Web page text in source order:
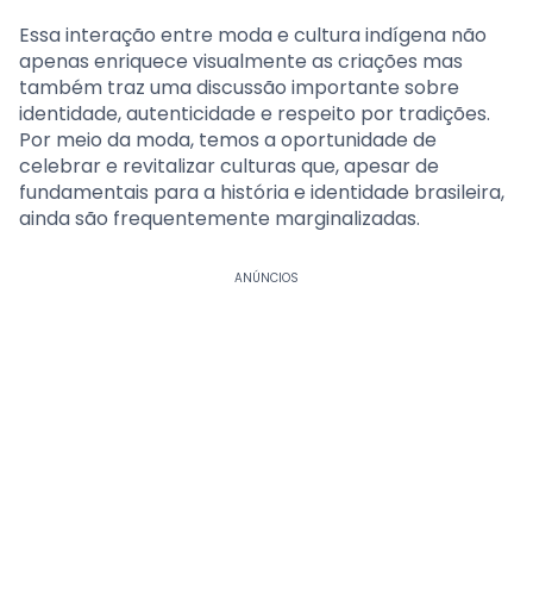
Essa interação entre moda e cultura indígena não
apenas enriquece visualmente as criações mas
também traz uma discussão importante sobre
identidade, autenticidade e respeito por tradições.
Por meio da moda, temos a oportunidade de
celebrar e revitalizar culturas que, apesar de
fundamentais para a história e identidade brasileira,
ainda são frequentemente marginalizadas.
ANÚNCIOS